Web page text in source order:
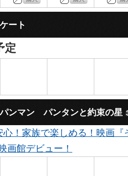
ート
定
ンマン パンタンと約束の星
心！家族で楽しめる！映画
画館デビュー！